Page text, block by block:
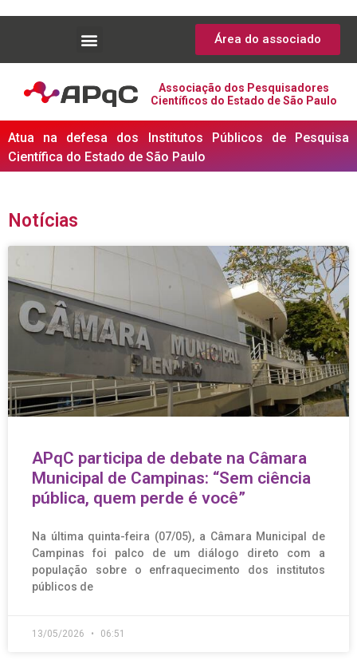
Área do associado
Associação dos Pesquisadores
Científicos do Estado de São Paulo
Atua na defesa dos Institutos Públicos de Pesquisa
Científica do Estado de São Paulo
Notícias
APqC participa de debate na Câmara
Municipal de Campinas: “Sem ciência
pública, quem perde é você”
Na última quinta-feira (07/05), a Câmara Municipal de
Campinas foi palco de um diálogo direto com a
população sobre o enfraquecimento dos institutos
públicos de
13/05/2026 06:51